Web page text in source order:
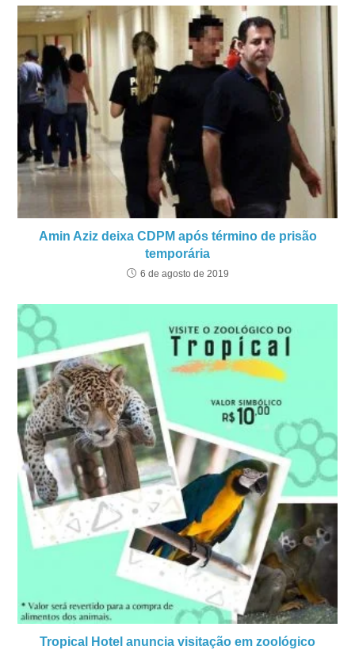
Amin Aziz deixa CDPM após término de prisão
temporária
6 de agosto de 2019
Tropical Hotel anuncia visitação em zoológico